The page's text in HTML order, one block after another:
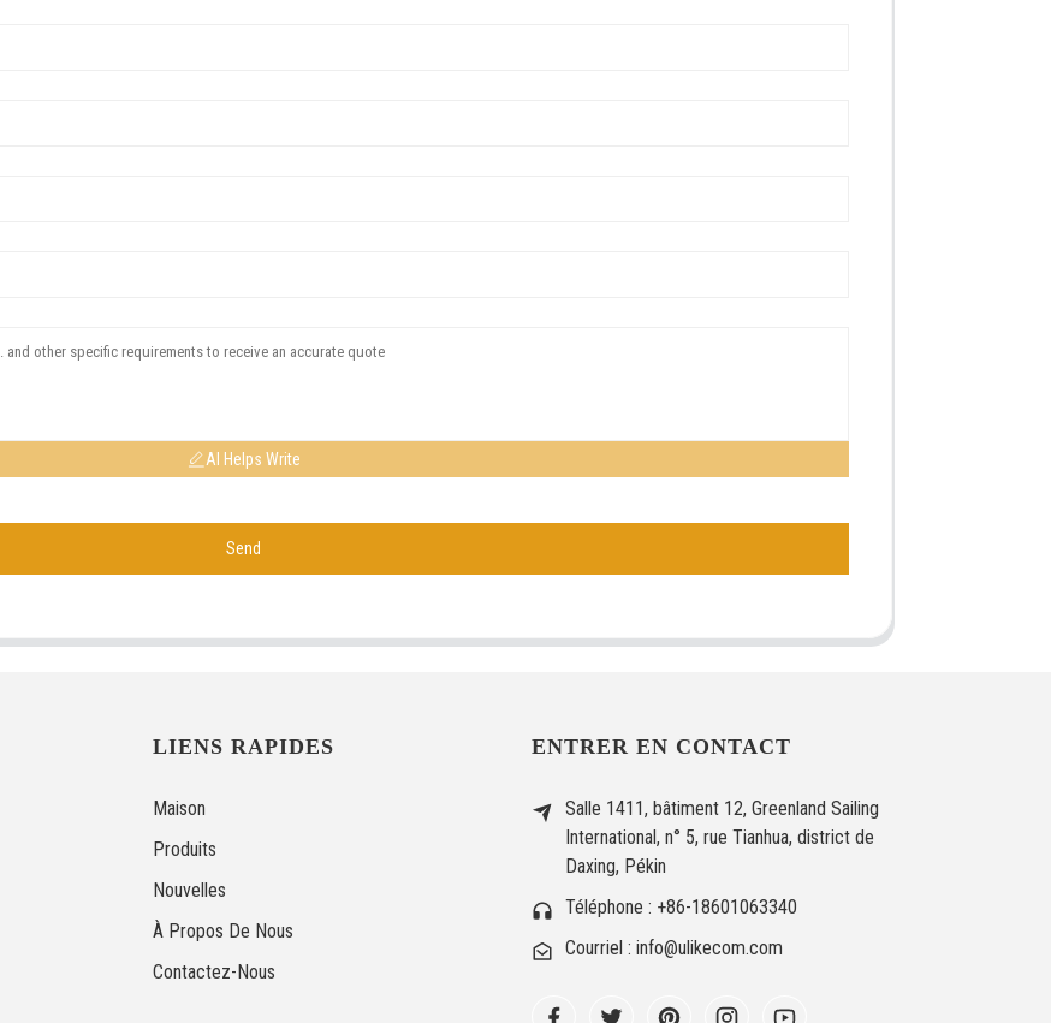
AI Helps Write
Send
LIENS RAPIDES
Maison
Produits
Nouvelles
À Propos De Nous
Contactez-Nous
ENTRER EN CONTACT
Salle 1411, bâtiment 12, Greenland Sailing
International, n° 5, rue Tianhua, district de
Daxing, Pékin
Téléphone : +86-18601063340
Courriel : info@ulikecom.com